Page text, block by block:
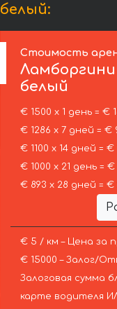
Стоимость
Ламборгини
белый
€ 1500 х 1 день = €
€ 1286 х 7 дней = €
€ 1100 х 14 дней =
€ 1000 х 21 день =
€ 893 х 28 дней = €
€ 5 / км – Цена за
€ 15000 – Залог/
Залоговая сумма
карте водителя